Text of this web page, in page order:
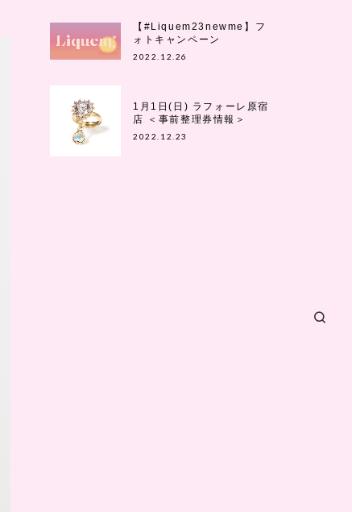
【#Liquem23newme】フ
ォトキャンペーン
2022.12.26
1月1日(日) ラフォーレ原宿
店 ＜事前整理券情報＞
2022.12.23